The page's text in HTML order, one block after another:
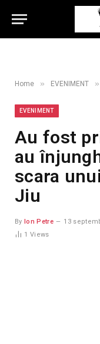
Home » EVENIMENT »
EVENIMENT
Au fost
au
scara
Jiu
By Ion Petre 13
1Views